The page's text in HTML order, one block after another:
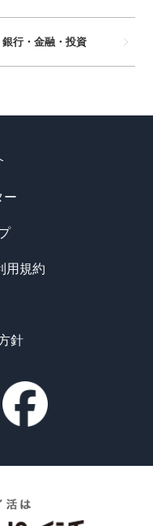
銀行・金融・投資
ー
用規約
針